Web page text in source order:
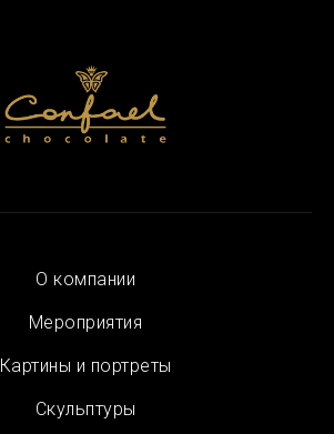
О компании
Мероприятия
Картины и портреты
Скульптуры